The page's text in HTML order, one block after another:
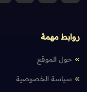
روابط مهمة
حول الموقع
سياسة الخصوصية